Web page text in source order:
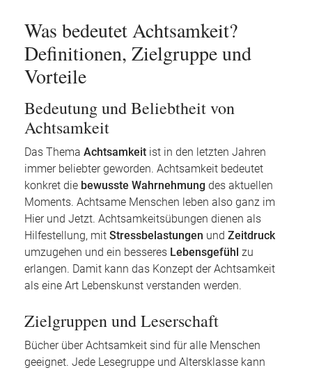
Was bedeutet Achtsamkeit?
Definitionen, Zielgruppe und
Vorteile
Bedeutung und Beliebtheit von
Achtsamkeit
Das Thema Achtsamkeit ist in den letzten Jahren
immer beliebter geworden. Achtsamkeit bedeutet
konkret die bewusste Wahrnehmung des aktuellen
Moments. Achtsame Menschen leben also ganz im
Hier und Jetzt. Achtsamkeitsübungen dienen als
Hilfestellung, mit Stressbelastungen und Zeitdruck
umzugehen und ein besseres Lebensgefühl zu
erlangen. Damit kann das Konzept der Achtsamkeit
als eine Art Lebenskunst verstanden werden.
Zielgruppen und Leserschaft
Bücher über Achtsamkeit sind für alle Menschen
geeignet. Jede Lesegruppe und Altersklasse kann